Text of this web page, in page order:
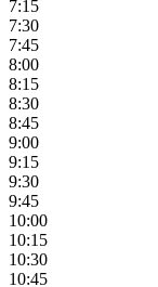
7:15
7:30
7:45
8:00
8:15
8:30
8:45
9:00
9:15
9:30
9:45
10:00
10:15
10:30
10:45